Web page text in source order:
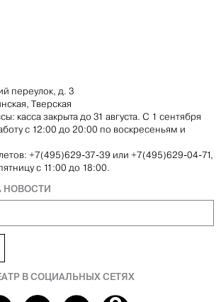
переулок, д. 3
Тверская
касса закрыта до 31 августа. С 1 сентября
с 12:00 до 20:00 по воскресеньям и
+7(495)629-37-39 или +7(495)629-04-71,
с 11:00 до 18:00.
НОВОСТИ
В СОЦИАЛЬНЫХ СЕТЯХ